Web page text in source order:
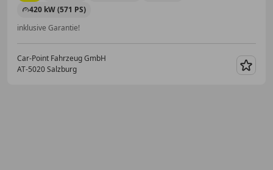
420 kW (571 PS)
inklusive Garantie!
Car-Point Fahrzeug GmbH
AT-5020 Salzburg